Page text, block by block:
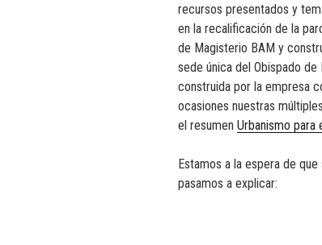
recursos presentados y
en la recalificación de la
de Magisterio BAM y
sede única del Obispado de
construida por la empresa
ocasiones nuestras
el resumen Urbanismo para
Estamos a la espera de
pasamos a explicar: